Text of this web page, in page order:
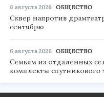
6 августа 2026 ОБЩЕСТВО
Сквер напротив
сентябрю
6 августа 2026 ОБЩЕСТВО
Семьям из отдаленных
комплекты спутникового